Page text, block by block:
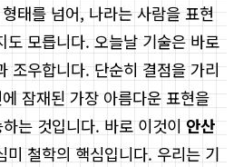
태를 넘어, 나라는 사람을 표현
도 모릅니다. 오늘날 기술은 바로
조우합니다. 단순히 결점을 가리
잠재된 가장 아름다운 표현을
는 것입니다. 바로 이것이 안산
미 철학의 핵심입니다. 우리는 기